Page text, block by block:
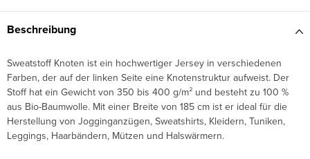
Beschreibung
Sweatstoff Knoten ist ein hochwertiger Jersey in verschiedenen
Farben, der auf der linken Seite eine Knotenstruktur aufweist. Der
Stoff hat ein Gewicht von 350 bis 400 g/m² und besteht zu 100 %
aus Bio-Baumwolle. Mit einer Breite von 185 cm ist er ideal für die
Herstellung von Jogginganzügen, Sweatshirts, Kleidern, Tuniken,
Leggings, Haarbändern, Mützen und Halswärmern.